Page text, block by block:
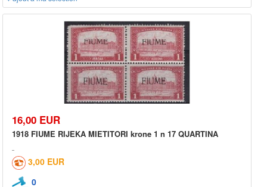
16,00 EUR
1918 FIUME RIJEKA MIETITORI krone 1 n 17 QUARTINA
3,00 EUR
0